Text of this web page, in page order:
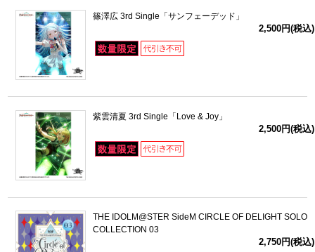
篠澤広 3rd Single「サンフェーデッド」
2,500円(税込)
紫雲清夏 3rd Single「Love & Joy」
2,500円(税込)
THE IDOLM@STER SideM CIRCLE OF DELIGHT SOLO
COLLECTION 03
2,750円(税込)